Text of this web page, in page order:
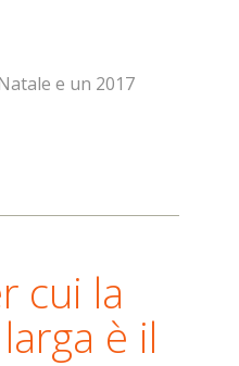
e un 2017
cui la
è il